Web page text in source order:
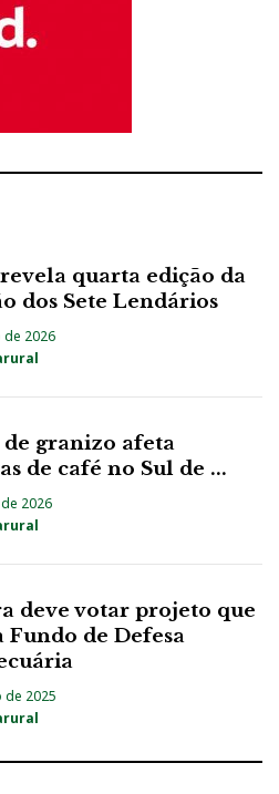
quarta edição da
dos Sete Lendários
de 2026
de granizo afeta
de café no Sul de ...
2026
deve votar projeto que
Fundo de Defesa
de 2025